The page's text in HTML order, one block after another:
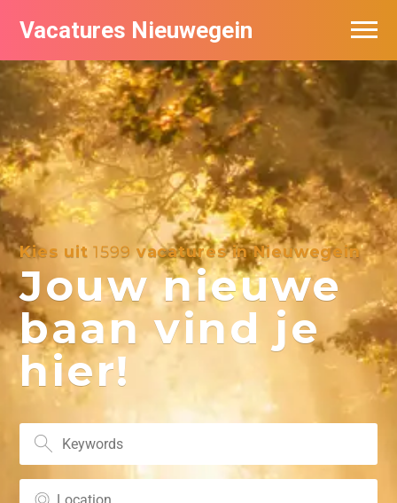
Vacatures Nieuwegein
Kies uit1599 vacatures in Nieuwegein
Jouw nieuwe
baan vind je
hier!
Vacatures per bedrijf in Nieuwegein